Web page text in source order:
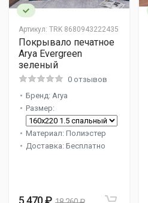
Артикул: TRK 8680943222435
Покрывало печатное
Arya Evergreen
зеленый
0 отзывов
Бренд: Arya
Размер:
Материал: Полиэстер
Доставка: Бесплатно
5 470 ₽